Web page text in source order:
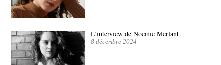
L’interview de Noémie Merlant
8 décembre 2024